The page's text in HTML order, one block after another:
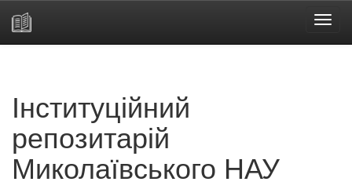
Інституційний
репозитарій
Миколаївського НАУ